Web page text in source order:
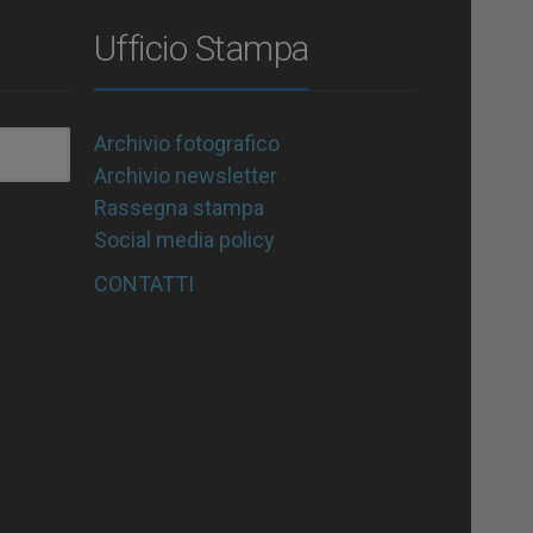
Ufficio Stampa
Archivio fotografico
Archivio newsletter
Rassegna stampa
Social media policy
CONTATTI